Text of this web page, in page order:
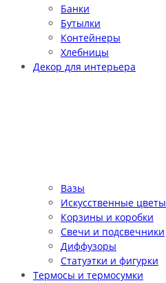
Банки
Бутылки
Контейнеры
Хлебницы
Декор для интерьера
Вазы
Искусственные цветы
Корзины и коробки
Свечи и подсвечники
Диффузоры
Статуэтки и фигурки
Термосы и термосумки